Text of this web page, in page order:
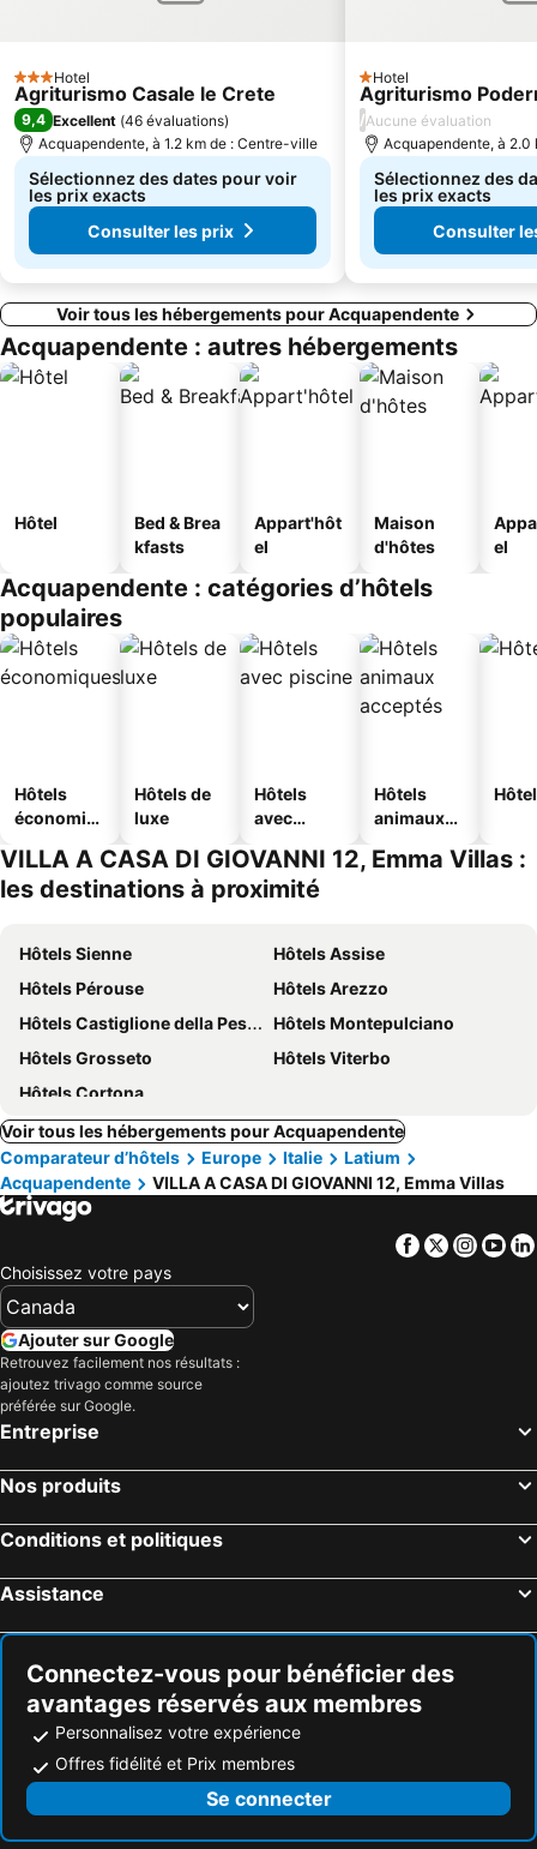
3 Étoiles
Hotel
Agriturismo Casale le Crete
9,4 Excellent (46 évaluations)
Acquapendente, à 1.2 km de : Centre-ville
Sélectionnez des dates pour voir
les prix exacts
Consulter les prix
1 Étoiles
Hotel
Agriturismo
/Aucune évaluation
Acquapendente, à
Sélectionnez des
les prix exacts
Consulter
Voir tous les hébergements pour Acquapendente
Acquapendente : autres hébergements
Hôtel
Bed & Brea
kfasts
Appart'hôt
el
Maison
d'hôtes
el
Acquapendente : catégories d’hôtels
populaires
Hôtels
économiq
Hôtels de
luxe
Hôtels
avec
Hôtels
animaux
VILLA A CASA DI GIOVANNI 12, Emma Villas :
les destinations à proximité
Hôtels Sienne
Hôtels Assise
Hôtels Pérouse
Hôtels Arezzo
Hôtels Castiglione della Pescaia
Hôtels Montepulciano
Hôtels Grosseto
Hôtels Viterbo
Hôtels Cortona
Voir tous les hébergements pour Acquapendente
Comparateur d’hôtels
Europe Italie
Latium
Acquapendente
VILLA A CASA DI GIOVANNI 12, Emma Villas
Facebook
Twitter
Choisissez votre pays
Ajouter sur Google
Retrouvez facilement nos résultats :
ajoutez trivago comme source
préférée sur Google.
Entreprise
Nos produits
Conditions et politiques
Assistance
Connectez-vous pour bénéficier des
avantages réservés aux membres
Personnalisez votre expérience
Offres fidélité et Prix membres
Se connecter